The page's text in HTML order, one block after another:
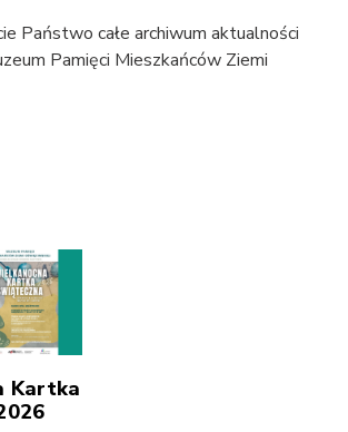
Państwo całe archiwum aktualności
Pamięci Mieszkańców Ziemi
Kartka